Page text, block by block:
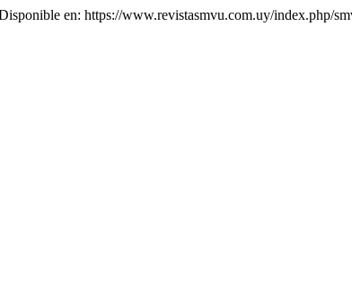
en: https://www.revistasmvu.com.uy/index.php/